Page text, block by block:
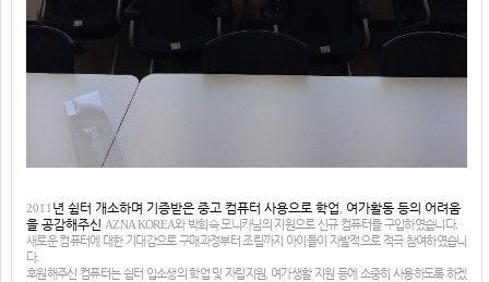
2011 년 쉼터 개소하며 기증받은 중고 컴퓨터 사용으로 학업 여가활동 등의 어려움
을 공감해주신 AZNA KOREA와 박희숙 모니카님의 지원으로 신규 컴퓨터를 구입하였습니다.
새로운 컴퓨터에 대한 기대감으로 구매과정부터 조립까지 아이들이 자발적으로 적극 참여하였습니
다.
후원해주신 컴퓨터는 쉼터 입소생의 학업 및 자립지원 여가생활 지원 등에 소중히 사용하도록 하겠